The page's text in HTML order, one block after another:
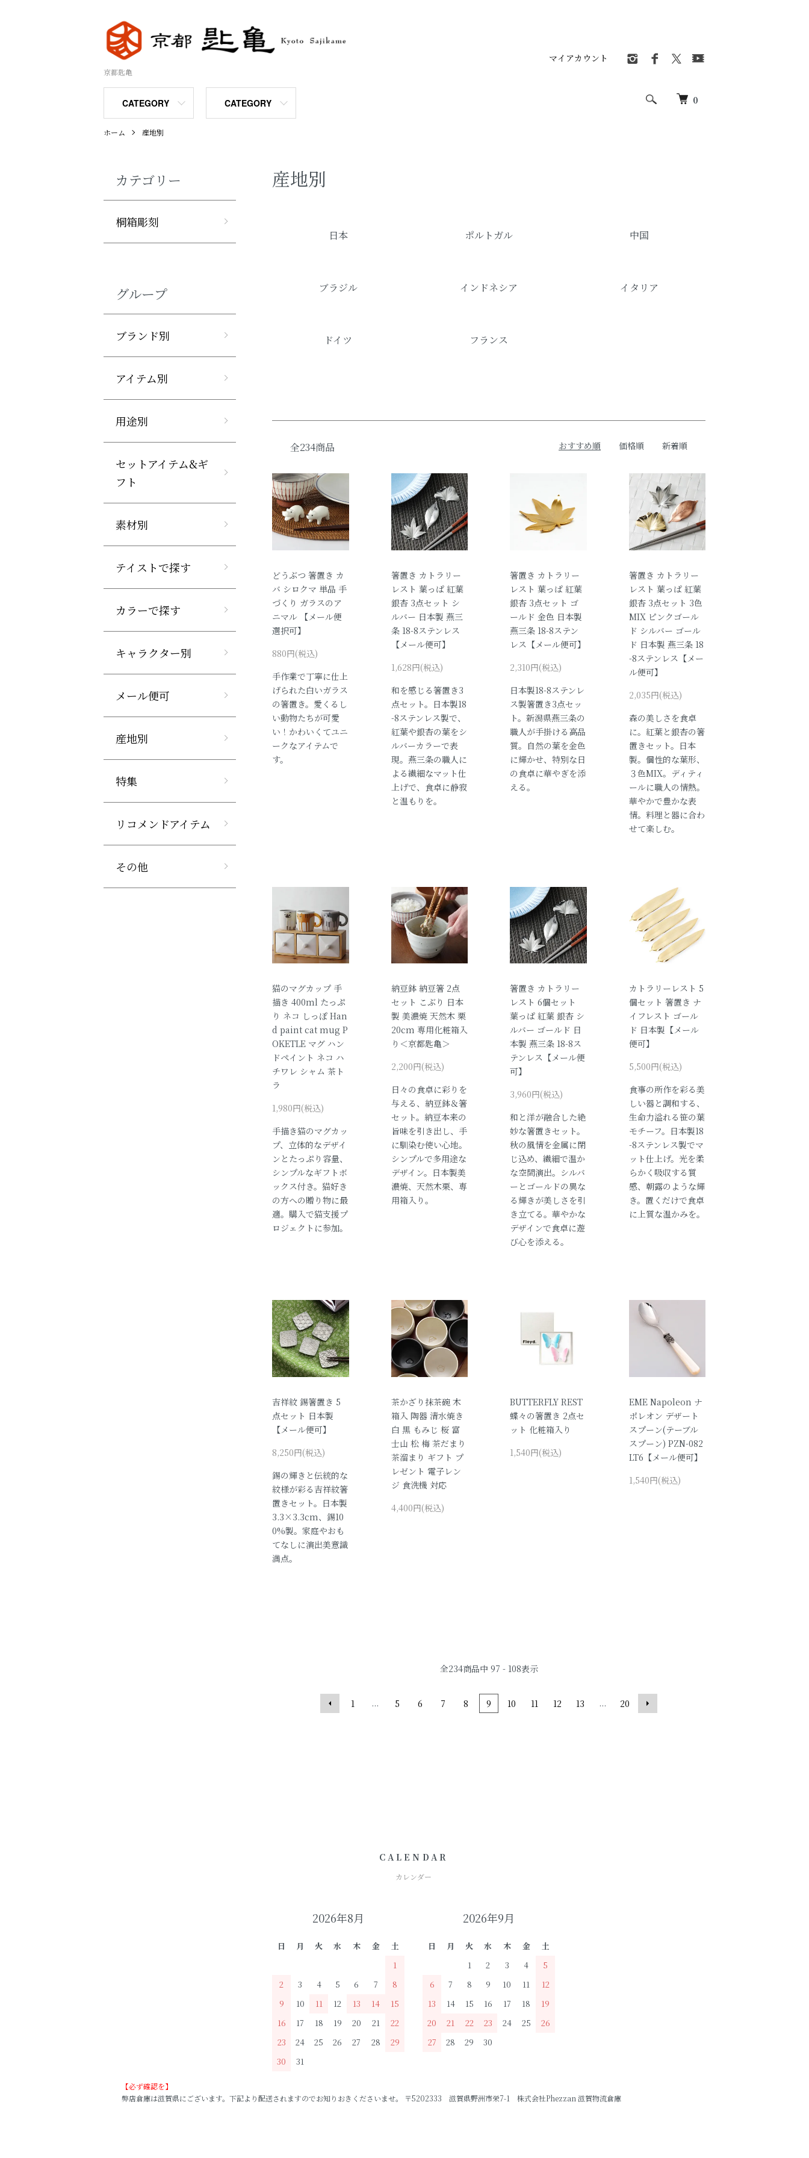
京都匙亀
0
CATEGORY CATEGORY
マイアカウント
ホーム 産地別
産地別
日本 ポルトガル 中国
ブラジル インドネシア イタリア
ドイツ フランス
全234商品 おすすめ順 価格順 新着順
どうぶつ 箸置き カ
バ シロクマ 単品 手
づくり ガラスのア
ニマル 【メール便
選択可】
880円(税込)
手作業で丁寧に仕上
げられた白いガラス
の箸置き。愛くるし
い動物たちが可愛
い！かわいくてユニ
ークなアイテムで
す。
箸置き カトラリー
レスト 葉っぱ 紅葉
銀杏 3点セット シ
ルバー 日本製 燕三
条 18-8ステンレス
【メール便可】
1,628円(税込)
和を感じる箸置き3
点セット。日本製18
-8ステンレス製で、
紅葉や銀杏の葉をシ
ルバーカラーで表
現。燕三条の職人に
よる繊細なマット仕
上げで、食卓に静寂
と温もりを。
箸置き カトラリー
レスト 葉っぱ 紅葉
銀杏 3点セット ゴ
ールド 金色 日本製
燕三条 18-8ステン
レス【メール便可】
2,310円(税込)
日本製18-8ステンレ
ス製箸置き3点セッ
ト。新潟県燕三条の
職人が手掛ける高品
質。自然の葉を金色
に輝かせ、特別な日
の食卓に華やぎを添
える。
箸置き カトラリー
レスト 葉っぱ 紅葉
銀杏 3点セット 3色
MIX ピンクゴール
ド シルバー ゴール
ド 日本製 燕三条 18
-8ステンレス【メー
ル便可】
2,035円(税込)
森の美しさを食卓
に。紅葉と銀杏の箸
置きセット。日本
製。個性的な葉形、
３色MIX。ディティ
ールに職人の情熱。
華やかで豊かな表
情。料理と器に合わ
せて楽しむ。
猫のマグカップ 手
描き 400ml たっぷ
り ネコ しっぽ Han
d paint cat mug P
OKETLE マグ ハン
ドペイント ネコ ハ
チワレ シャム 茶ト
ラ
1,980円(税込)
手描き猫のマグカッ
プ、立体的なデザイ
ンとたっぷり容量、
シンプルなギフトボ
ックス付き。猫好き
の方への贈り物に最
適。購入で猫支援プ
ロジェクトに参加。
納豆鉢 納豆箸 2点
セット こぶり 日本
製 美濃焼 天然木 栗
20cm 専用化粧箱入
り＜京都匙亀＞
2,200円(税込)
日々の食卓に彩りを
与える、納豆鉢＆箸
セット。納豆本来の
旨味を引き出し、手
に馴染む使い心地。
シンプルで多用途な
デザイン。日本製美
濃焼、天然木栗、専
用箱入り。
箸置き カトラリー
レスト 6個セット
葉っぱ 紅葉 銀杏 シ
ルバー ゴールド 日
本製 燕三条 18-8ス
テンレス【メール便
可】
3,960円(税込)
和と洋が融合した絶
妙な箸置きセット。
秋の風情を金属に閉
じ込め、繊細で温か
な空間演出。シルバ
ーとゴールドの異な
る輝きが美しさを引
き立てる。華やかな
デザインで食卓に遊
び心を添える。
カトラリーレスト 5
個セット 箸置き ナ
イフレスト ゴール
ド 日本製【メール
便可】
5,500円(税込)
食事の所作を彩る美
しい器と調和する、
生命力溢れる笹の葉
モチーフ。日本製18
-8ステンレス製でマ
ット仕上げ。光を柔
らかく吸収する質
感、朝露のような輝
き。置くだけで食卓
に上質な温かみを。
吉祥紋 錫箸置き 5
点セット 日本製
【メール便可】
8,250円(税込)
錫の輝きと伝統的な
紋様が彩る吉祥紋箸
置きセット。日本製
3.3×3.3cm、錫10
0%製。家庭やおも
てなしに演出美意識
満点。
茶かざり抹茶碗 木
箱入 陶器 清水焼き
白 黒 もみじ 桜 富
士山 松 梅 茶だまり
茶溜まり ギフト プ
レゼント 電子レン
ジ 食洗機 対応
4,400円(税込)
BUTTERFLY REST
蝶々の箸置き 2点セ
ット 化粧箱入り
1,540円(税込)
EME Napoleon ナ
ポレオン デザート
スプーン(テーブル
スプーン) PZN-082
LT6【メール便可】
1,540円(税込)
全234商品中 97 - 108表示
1 ... 5 6 7 8 9 10 11 12 13 ... 20
カテゴリー
桐箱彫刻
グループ
ブランド別
アイテム別
用途別
セットアイテム&ギ
フト
素材別
テイストで探す
カラーで探す
キャラクター別
メール便可
産地別
特集
リコメンドアイテム
その他
CALENDAR
カレンダー
2026年8月
日 月 火 水 木 金
土
1
2
3 4 5 6 7
8
9
10 11 12 13 14
15
16
17 18 19 20 21
22
23
24 25 26 27 28
29
30
31
2026年9月
日 月 火 水 木 金
土
1
2 3 4
5
6
7 8 9 10 11
12
13
14 15 16 17 18
19
20
21 22 23 24 25
26
27
28 29 30
【必ず確認を】
弊店倉庫は滋賀県にございます。下記より配送されますのでお知りおきくださいませ。 〒5202333 滋賀県野洲市栄7-1 株式会社Phezzan 滋賀物流倉庫